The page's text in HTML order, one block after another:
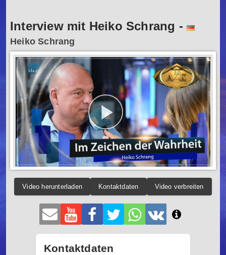
Interview mit Heiko Schrang -
Heiko Schrang
Video herunterladen Kontaktdaten Video verbreiten
Kontaktdaten